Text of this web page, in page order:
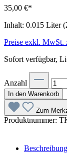
35,00 €*
Inhalt: 0.015 Liter
Preise exkl. MwSt.
Sofort verfügbar,
Anzahl
In den Warenkorb
Zum
Produktnummer:
Beschreibung